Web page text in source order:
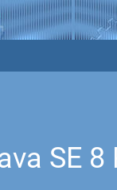
SE